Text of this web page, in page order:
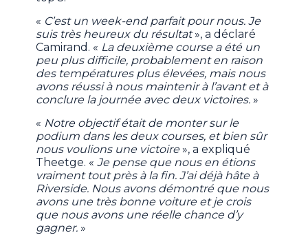
« C’est un week-end parfait pour nous. Je
suis très heureux du résultat», a déclaré
Camirand. « La deuxième course a été un
peu plus difficile, probablement en raison
des températures plus élevées, mais nous
avons réussi à nous maintenir à l’avant et à
conclure la journée avec deux victoires. »
« Notre objectif était de monter sur le
podium dans les deux courses, et bien sûr
nous voulions une victoire», a expliqué
Theetge. «Je pense que nous en étions
vraiment tout près à la fin. J’ai déjà hâte à
Riverside. Nous avons démontré que nous
avons une très bonne voiture et je crois
que nous avons une réelle chance d’y
gagner. »